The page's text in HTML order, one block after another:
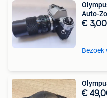
Auto-
€ 3,00
Bezoek
€